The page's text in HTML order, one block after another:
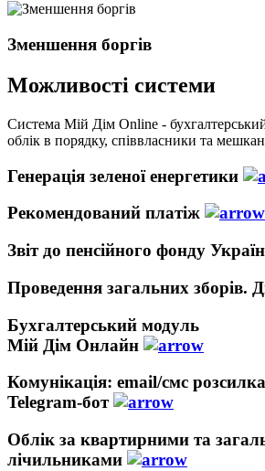
Зменшення боргів
Можливості системи
Система Мій Дім Оnline -
облік в порядку, співвласники та
Генерація зеленої енергетики
Рекомендований платіж
Звіт до пенсійного фонду
Проведення загальних зборів.
Бухгалтерський модуль
Мій Дім Онлайн
Комунікація: email/смс
Telegram-бот
Облік за квартирними та
лічильниками